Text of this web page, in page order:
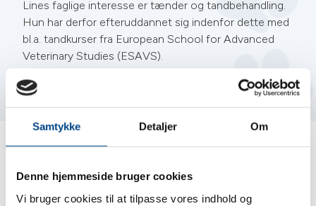
Samtykke Detaljer Om
Denne hjemmeside bruger cookies
Vi bruger cookies til at tilpasse vores indhold og
Lines faglige interesse er tænder og tandbehandling.
Hun har derfor efteruddannet sig indenfor dette med
bl.a. tandkurser fra European School for Advanced
Veterinary Studies (ESAVS).
Privat bor Line sammen med sin mand, deres to børn
og deres to katte, Preben og Mogens.
Følg os på Facebook